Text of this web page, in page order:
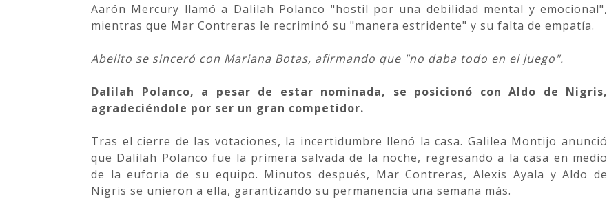
Aarón Mercury llamó a Dalilah Polanco "hostil por una debilidad mental y emocional",
mientras que Mar Contreras le recriminó su "manera estridente" y su falta de empatía.
Abelito se sinceró con Mariana Botas, afirmando que "no daba todo en el juego".
Dalilah Polanco, a pesar de estar nominada, se posicionó con Aldo de Nigris,
agradeciéndole por ser un gran competidor.
Tras el cierre de las votaciones, la incertidumbre llenó la casa. Galilea Montijo anunció
que Dalilah Polanco fue la primera salvada de la noche, regresando a la casa en medio
de la euforia de su equipo. Minutos después, Mar Contreras, Alexis Ayala y Aldo de
Nigris se unieron a ella, garantizando su permanencia una semana más.